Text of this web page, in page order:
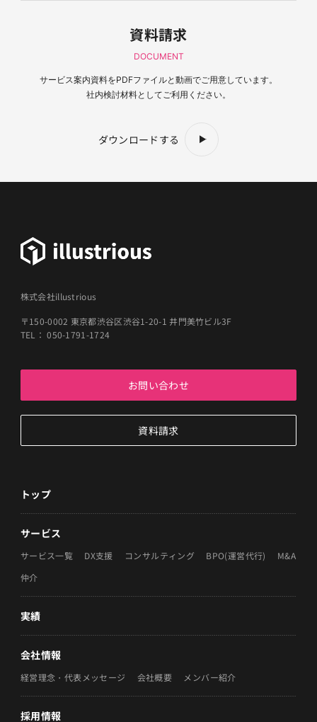
資料請求
DOCUMENT
サービス案内資料をPDFファイルと動画でご用意しています。
社内検討材料としてご利用ください。
ダウンロードする
株式会社illustrious
〒150-0002 東京都渋谷区渋谷1-20-1 井門美竹ビル3F
TEL： 050-1791-1724
お問い合わせ
資料請求
トップ
サービス
サービス一覧 DX支援 コンサルティング BPO(運営代行)
M&A
仲介
実績
会社情報
経営理念・代表メッセージ 会社概要 メンバー紹介
採用情報